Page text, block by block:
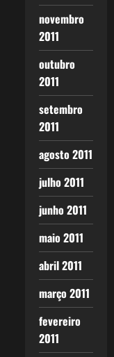
novembro
2011
outubro
2011
setembro
2011
agosto 2011
julho 2011
junho 2011
maio 2011
abril 2011
março 2011
fevereiro
2011